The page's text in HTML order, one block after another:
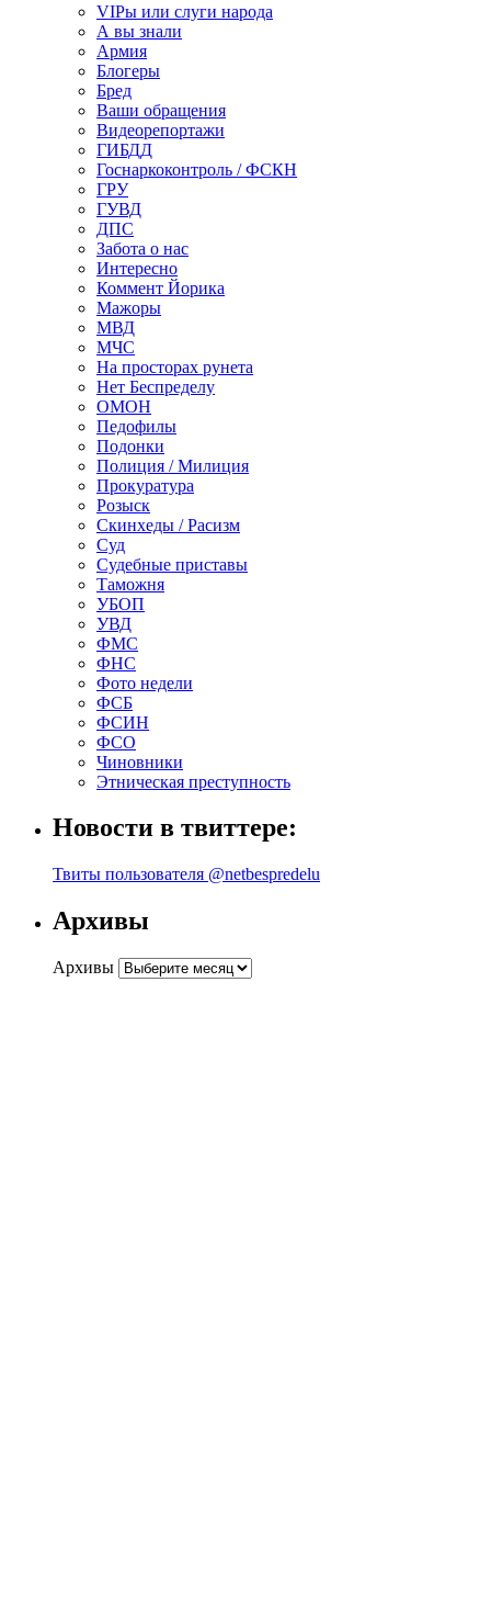
VIPы или слуги народа
А вы знали
Армия
Блогеры
Бред
Ваши обращения
Видеорепортажи
ГИБДД
Госнаркоконтроль / ФСКН
ГРУ
ГУВД
ДПС
Забота о нас
Интересно
Коммент Йорика
Мажоры
МВД
МЧС
На просторах рунета
Нет Беспределу
ОМОН
Педофилы
Подонки
Полиция / Милиция
Прокуратура
Розыск
Скинхеды / Расизм
Суд
Судебные приставы
Таможня
УБОП
УВД
ФМС
ФНС
Фото недели
ФСБ
ФСИН
ФСО
Чиновники
Этническая преступность
Новости в твиттере:
Твиты пользователя @netbespredelu
Архивы
Архивы